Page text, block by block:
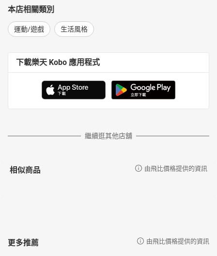
本店相關類別
運動/遊戲 生活風格
下載樂天 Kobo 應用程式
繼續逛其他店舖
相似商品 由飛比價格提供的資訊
更多推薦 由飛比價格提供的資訊